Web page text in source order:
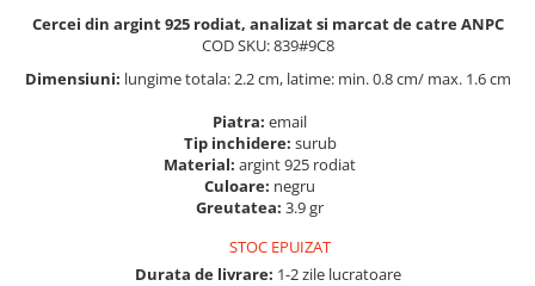
Cercei din argint 925 rodiat, analizat si marcat de catre ANPC
COD SKU: 839#9C8
Dimensiuni: lungime totala: 2.2 cm, latime: min. 0.8 cm/ max. 1.6 cm
Piatra: email
Tip inchidere: surub
Material: argint 925 rodiat
Culoare: negru
Greutatea: 3.9 gr
STOC EPUIZAT
Durata de livrare: 1-2 zile lucratoare